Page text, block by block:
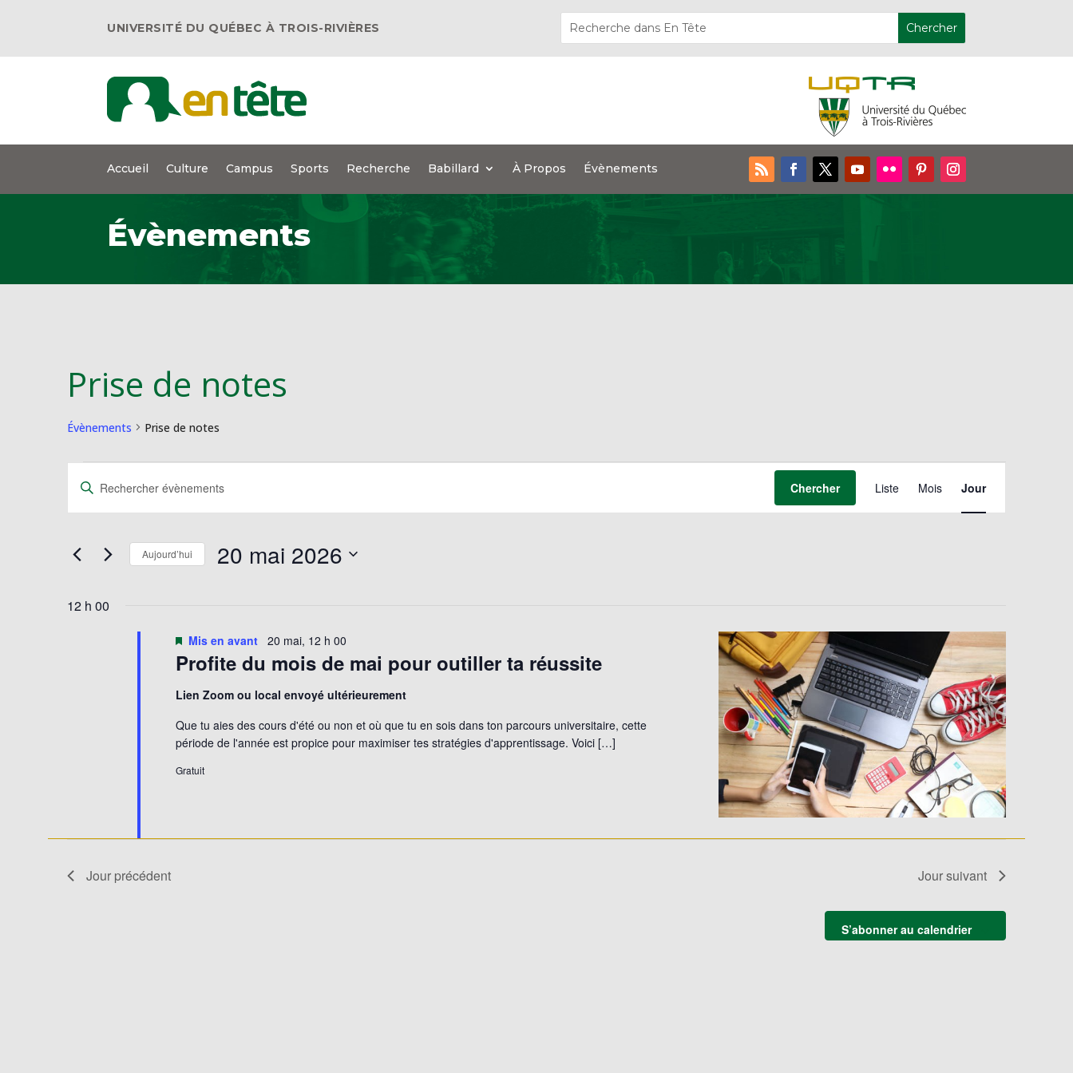
UNIVERSITÉ DU QUÉBEC À TROIS-RIVIÈRES
Accueil Culture Campus Sports Recherche Babillard À Propos Évènements
Évènements
Prise de notes
Évènements Prise de notes
Évènements
for
20
2026
et
navigation
vues
Saisir
mot-
clé.
Évènements
clé.
Chercher
Navigation
de
Liste Mois Jour
Aujourd’hui 20 mai 2026
12 h 00
Profite du mois de mai pour outiller ta réussite
Mis en avant 20 mai, 12 h 00
Lien Zoom ou local envoyé ultérieurement
Que tu aies des cours d'été ou non et où que tu en sois dans ton parcours universitaire, cette
période de l'année est propice pour maximiser tes stratégies d'apprentissage. Voici […]
Gratuit
Jour précédent Jour suivant
S’abonner au calendrier